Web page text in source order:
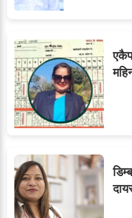
७
८ जुनियरलाई दोहोरो
मन्त्रालयभित्र
९ओएनएमका नाममा
सब–इन्जिनियरहरुको
ध्यानाकर्षण